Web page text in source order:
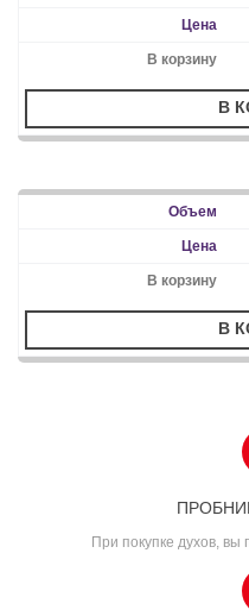
В
В
При покупке духов, вы